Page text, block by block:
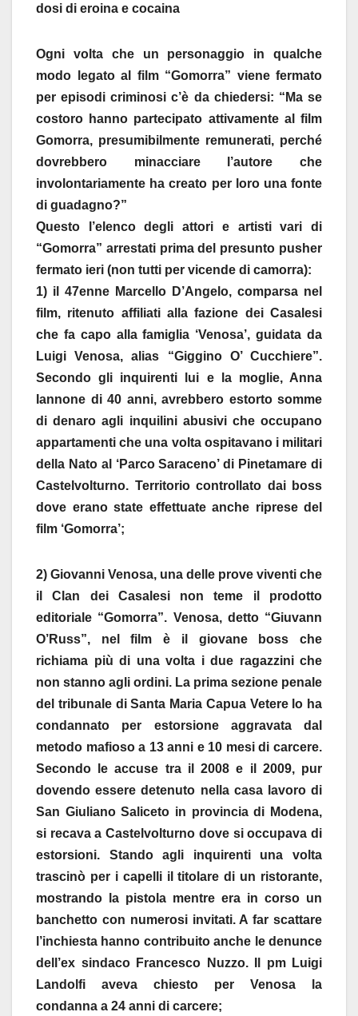
dosi di eroina e cocaina
Ogni volta che un personaggio in qualche
modo legato al film “Gomorra” viene fermato
per episodi criminosi c’è da chiedersi: “Ma se
costoro hanno partecipato attivamente al film
Gomorra, presumibilmente remunerati, perché
dovrebbero minacciare l’autore che
involontariamente ha creato per loro una fonte
di guadagno?”
Questo l’elenco degli attori e artisti vari di
“Gomorra” arrestati prima del presunto pusher
fermato ieri (non tutti per vicende di camorra):
1) il 47enne Marcello D’Angelo, comparsa nel
film, ritenuto affiliati alla fazione dei Casalesi
che fa capo alla famiglia ‘Venosa’, guidata da
Luigi Venosa, alias “Giggino O’ Cucchiere”.
Secondo gli inquirenti lui e la moglie, Anna
Iannone di 40 anni, avrebbero estorto somme
di denaro agli inquilini abusivi che occupano
appartamenti che una volta ospitavano i militari
della Nato al ‘Parco Saraceno’ di Pinetamare di
Castelvolturno. Territorio controllato dai boss
dove erano state effettuate anche riprese del
film ‘Gomorra’;
2) Giovanni Venosa, una delle prove viventi che
il Clan dei Casalesi non teme il prodotto
editoriale “Gomorra”. Venosa, detto “Giuvann
O’Russ”, nel film è il giovane boss che
richiama più di una volta i due ragazzini che
non stanno agli ordini. La prima sezione penale
del tribunale di Santa Maria Capua Vetere lo ha
condannato per estorsione aggravata dal
metodo mafioso a 13 anni e 10 mesi di carcere.
Secondo le accuse tra il 2008 e il 2009, pur
dovendo essere detenuto nella casa lavoro di
San Giuliano Saliceto in provincia di Modena,
si recava a Castelvolturno dove si occupava di
estorsioni. Stando agli inquirenti una volta
trascinò per i capelli il titolare di un ristorante,
mostrando la pistola mentre era in corso un
banchetto con numerosi invitati. A far scattare
l’inchiesta hanno contribuito anche le denunce
dell’ex sindaco Francesco Nuzzo. Il pm Luigi
Landolfi aveva chiesto per Venosa la
condanna a 24 anni di carcere;